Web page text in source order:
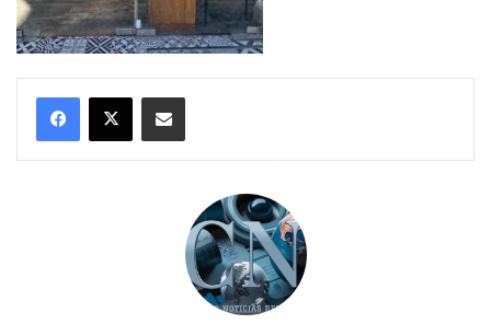
Compartir por correo electrónico